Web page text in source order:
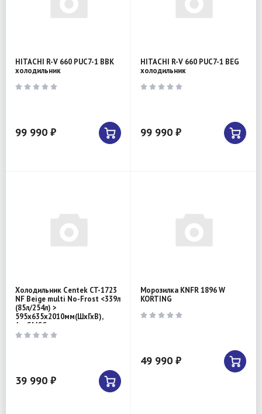
HITACHI R-V 660 PUC7-1 BBK
холодильник
99 990 ₽
HITACHI R-V 660 PUC7-1 BEG
холодильник
99 990 ₽
Холодильник Centek CT-1723
NF Beige multi No-Frost <339л
(85л/254л) >
595х635х2010мм(ШхГхВ),
А+,GMCC
39 990 ₽
Морозилка KNFR 1896 W
KORTING
49 990 ₽